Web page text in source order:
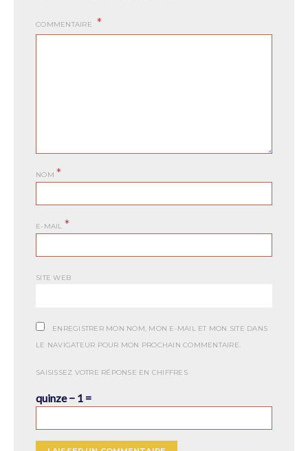
COMMENTAIRE
NOM *
E-MAIL *
SITE WEB
ENREGISTRER MON NOM, MON E-MAIL ET MON SITE DANS
LE NAVIGATEUR POUR MON PROCHAIN COMMENTAIRE.
SAISISSEZ VOTRE RÉPONSE EN CHIFFRES
quinze − 1 =